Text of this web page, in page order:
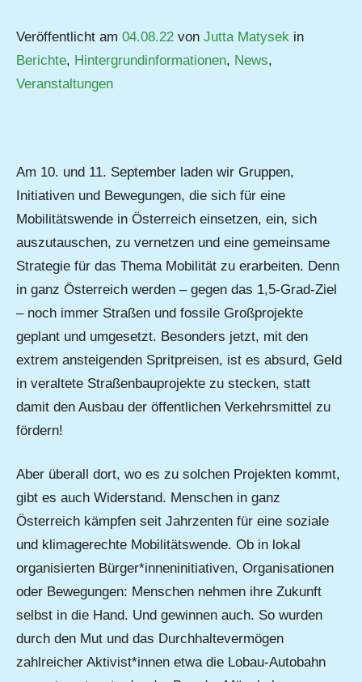
Veröffentlicht am 04.08.22 von Jutta Matysek in
Berichte, Hintergrundinformationen, News,
Veranstaltungen
Am 10. und 11. September laden wir Gruppen,
Initiativen und Bewegungen, die sich für eine
Mobilitätswende in Österreich einsetzen, ein, sich
auszutauschen, zu vernetzen und eine gemeinsame
Strategie für das Thema Mobilität zu erarbeiten. Denn
in ganz Österreich werden – gegen das 1,5-Grad-Ziel
– noch immer Straßen und fossile Großprojekte
geplant und umgesetzt. Besonders jetzt, mit den
extrem ansteigenden Spritpreisen, ist es absurd, Geld
in veraltete Straßenbauprojekte zu stecken, statt
damit den Ausbau der öffentlichen Verkehrsmittel zu
fördern!
Aber überall dort, wo es zu solchen Projekten kommt,
gibt es auch Widerstand. Menschen in ganz
Österreich kämpfen seit Jahrzenten für eine soziale
und klimagerechte Mobilitätswende. Ob in lokal
organisierten Bürger*inneninitiativen, Organisationen
oder Bewegungen: Menschen nehmen ihre Zukunft
selbst in die Hand. Und gewinnen auch. So wurden
durch den Mut und das Durchhaltevermögen
zahlreicher Aktivist*innen etwa die Lobau-Autobahn